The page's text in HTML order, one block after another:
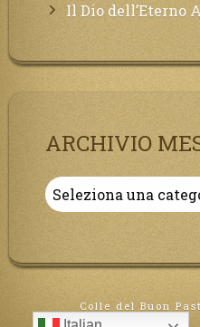
Il Dio dell’Eterno Amore grida tutto il Suo bene per i
ARCHIVIO
Archivio
Messaggi
Colle del Buon